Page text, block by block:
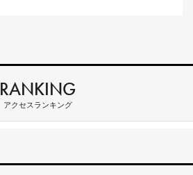
RANKING
アクセスランキング